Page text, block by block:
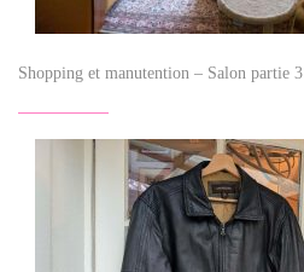
Shopping et manutention – Salon partie 3